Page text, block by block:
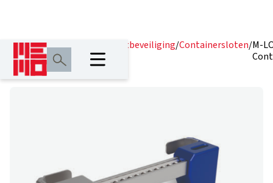
Home/Producten Transportbeveiliging/Containersloten/M-